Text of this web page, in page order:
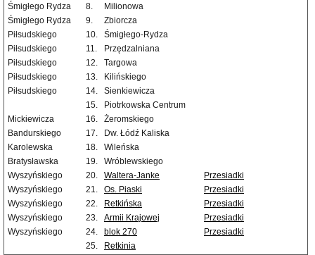
Śmigłego Rydza
8.
Milionowa
Śmigłego Rydza
9.
Zbiorcza
Piłsudskiego
10.
Śmigłego-Rydza
Piłsudskiego
11.
Przędzalniana
Piłsudskiego
12.
Targowa
Piłsudskiego
13.
Kilińskiego
Piłsudskiego
14.
Sienkiewicza
15.
Piotrkowska Centrum
Mickiewicza
16.
Żeromskiego
Bandurskiego
17.
Dw. Łódź Kaliska
Karolewska
18.
Wileńska
Bratysławska
19.
Wróblewskiego
Wyszyńskiego
20. Waltera-Janke
Przesiadki
Wyszyńskiego
21. Os. Piaski
Przesiadki
Wyszyńskiego
22. Retkińska
Przesiadki
Wyszyńskiego
23. Armii Krajowej
Przesiadki
Wyszyńskiego
24. blok 270
Przesiadki
25.
Retkinia